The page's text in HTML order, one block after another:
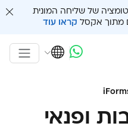
של שליחה המונית
מתוך אקסל קראו עוד
ופנאי